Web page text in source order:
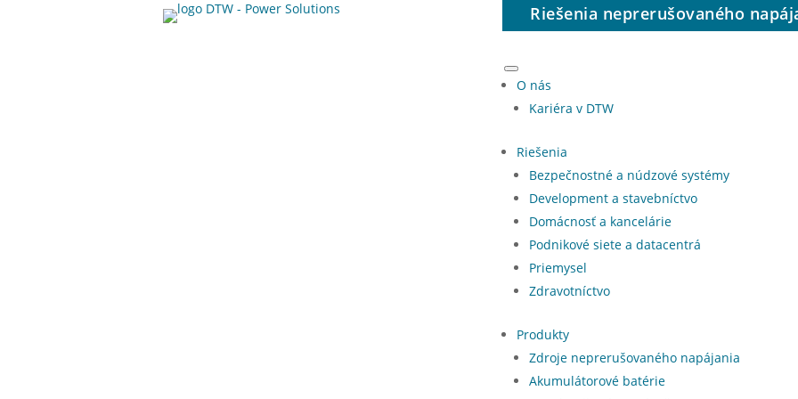
Riešenia neprerušovaného
O nás
Kariéra v DTW
Riešenia
Bezpečnostné a núdzové systémy
Development a stavebníctvo
Domácnosť a kancelárie
Podnikové siete a datacentrá
Priemysel
Zdravotníctvo
Produkty
Zdroje neprerušovaného napájania
Akumulátorové batérie